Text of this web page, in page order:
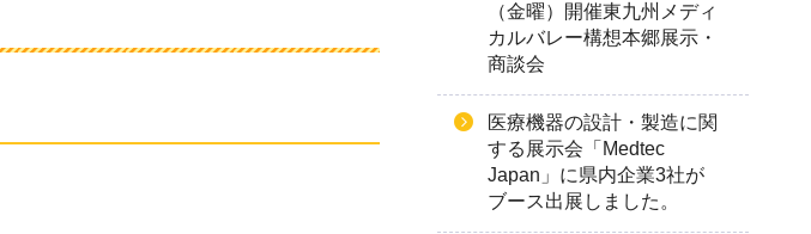
（金曜）開催東九州メディ
カルバレー構想本郷展示・
商談会
医療機器の設計・製造に関
する展示会「Medtec
Japan」に県内企業3社が
ブース出展しました。